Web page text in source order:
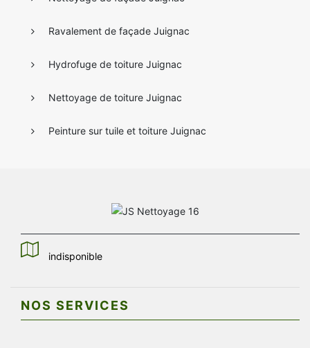
Ravalement de façade Juignac
Hydrofuge de toiture Juignac
Nettoyage de toiture Juignac
Peinture sur tuile et toiture Juignac
indisponible
NOS SERVICES